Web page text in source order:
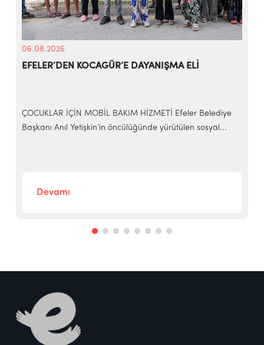
06.08.2026
EFELER’DEN KOCAGÜR’E DAYANIŞMA ELİ
ÇOCUKLAR İÇİN MOBİL BAKIM HİZMETİ Efeler Belediye
Başkanı Anıl Yetişkin’in öncülüğünde yürütülen sosyal...
Devamı